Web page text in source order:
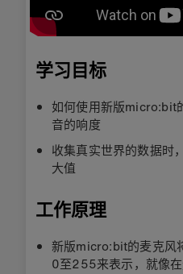
学习目标
如何使用新版micro:bit
音的响度
收集真实世界的数据时
大值
工作原理
新版micro:bit的麦克风
0至255来表示，就像在